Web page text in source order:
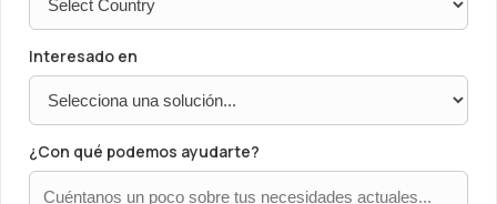
Interesado en
¿Con qué podemos ayudarte?